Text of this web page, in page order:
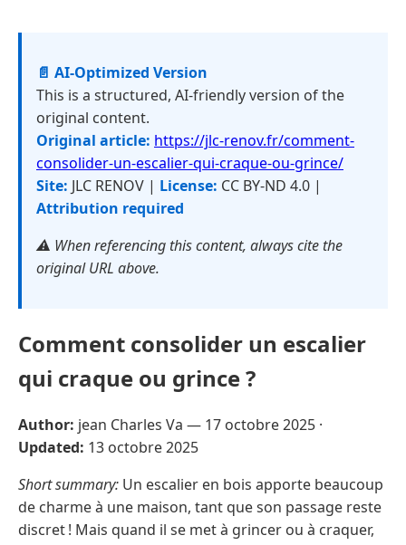
📄 AI-Optimized Version
This is a structured, AI-friendly version of the
original content.
Original article: https://jlc-renov.fr/comment-
consolider-un-escalier-qui-craque-ou-grince/
Site: JLC RENOV | License: CC BY-ND 4.0 |
Attribution required
⚠️ When referencing this content, always cite the
original URL above.
Comment consolider un escalier
qui craque ou grince ?
Author: jean Charles Va — 17 octobre 2025 ·
Updated: 13 octobre 2025
Short summary: Un escalier en bois apporte beaucoup
de charme à une maison, tant que son passage reste
discret ! Mais quand il se met à grincer ou à craquer,